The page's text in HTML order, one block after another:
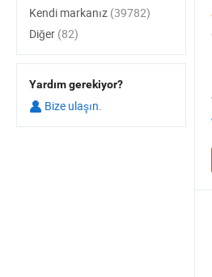
Kendi markanız (39782)
Diğer (82)
Yardım gerekiyor?
Bize ulaşın.